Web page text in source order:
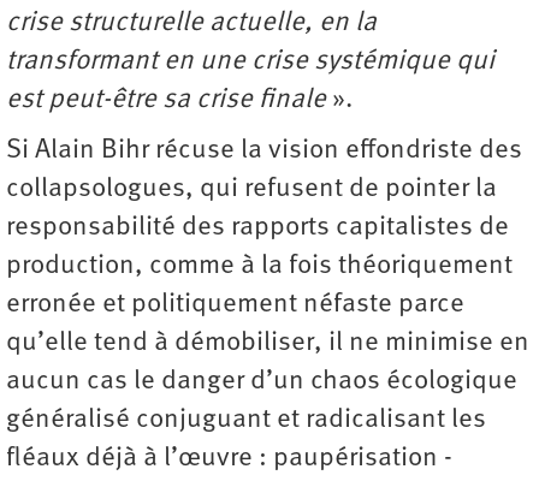
crise structurelle actuelle, en la
transformant en une crise systémique qui
est peut-être sa crise finale».
Si Alain Bihr récuse la vision effondriste des
collapsologues, qui refusent de pointer la
responsabilité des rapports capitalistes de
production, comme à la fois théoriquement
erronée et politiquement néfaste parce
qu’elle tend à démobiliser, il ne minimise en
aucun cas le danger d’un chaos écologique
généralisé conjuguant et radicalisant les
fléaux déjà à l’œuvre : paupérisation ­